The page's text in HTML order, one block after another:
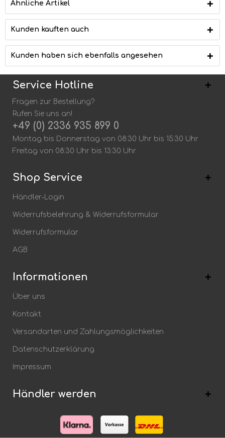
Ähnliche Artikel
Kunden kauften auch
Kunden haben sich ebenfalls angesehen
Service Hotline
Fragen zur Bestellung?
Rufen Sie uns an!
+49 (0) 2336 935 899 0
Montag bis Donnerstag von 08:30 Uhr bis 15:30 Uhr
Freitag von 08:30 Uhr bis 13:30 Uhr
Shop Service
Händler-Login
Widerrufsbelehrung & Widerrufsformular
Widerrufsformular
AGB
Informationen
Über uns
Kontakt
Versandarten und Zahlungsmöglichkeiten
Datenschutzerklärung
Impressum
Händler werden